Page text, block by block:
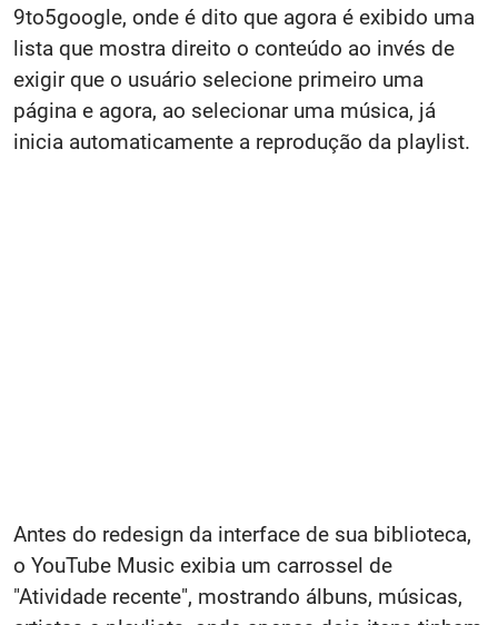
9to5google, onde é dito que agora é exibido uma
lista que mostra direito o conteúdo ao invés de
exigir que o usuário selecione primeiro uma
página e agora, ao selecionar uma música, já
inicia automaticamente a reprodução da playlist.
Antes do redesign da interface de sua biblioteca,
o YouTube Music exibia um carrossel de
"Atividade recente", mostrando álbuns, músicas,